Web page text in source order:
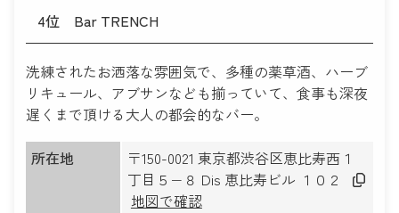
4位 Bar TRENCH
洗練されたお洒落な雰囲気で、多種の薬草酒、ハーブ
リキュール、アブサンなども揃っていて、食事も深夜
遅くまで頂ける大人の都会的なバー。
所在地
〒150-0021 東京都渋谷区恵比寿西１
丁目５−８ Dis 恵比寿ビル １０２
地図で確認